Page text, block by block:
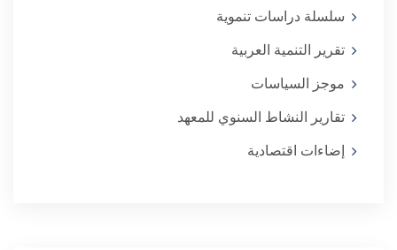
سلسلة دراسات تنموية
تقرير التنمية العربية
موجز السياسات
تقارير النشاط السنوي للمعهد
إضاءات اقتصادية